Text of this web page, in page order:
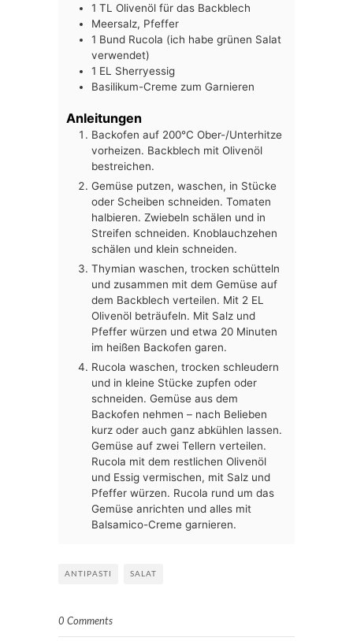
1 TL Olivenöl für das Backblech
Meersalz, Pfeffer
1 Bund Rucola (ich habe grünen Salat
verwendet)
1 EL Sherryessig
Basilikum-Creme zum Garnieren
Anleitungen
Backofen auf 200°C Ober-/Unterhitze
vorheizen. Backblech mit Olivenöl
bestreichen.
Gemüse putzen, waschen, in Stücke
oder Scheiben schneiden. Tomaten
halbieren. Zwiebeln schälen und in
Streifen schneiden. Knoblauchzehen
schälen und klein schneiden.
Thymian waschen, trocken schütteln
und zusammen mit dem Gemüse auf
dem Backblech verteilen. Mit 2 EL
Olivenöl beträufeln. Mit Salz und
Pfeffer würzen und etwa 20 Minuten
im heißen Backofen garen.
Rucola waschen, trocken schleudern
und in kleine Stücke zupfen oder
schneiden. Gemüse aus dem
Backofen nehmen – nach Belieben
kurz oder auch ganz abkühlen lassen.
Gemüse auf zwei Tellern verteilen.
Rucola mit dem restlichen Olivenöl
und Essig vermischen, mit Salz und
Pfeffer würzen. Rucola rund um das
Gemüse anrichten und alles mit
Balsamico-Creme garnieren.
ANTIPASTI SALAT
0 Comments